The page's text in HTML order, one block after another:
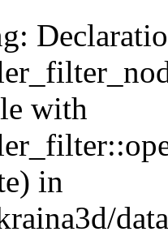
with
in